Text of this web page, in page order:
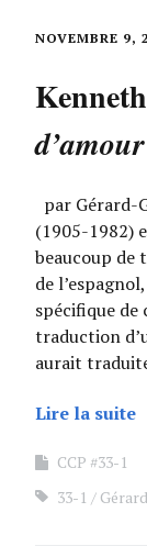
NOVEMBRE 9,
par Gérard-
(1905-1982)
beaucoup de
de
spécifique de
traduction
aurait
Lire la suite
CCP #33-1
33-1